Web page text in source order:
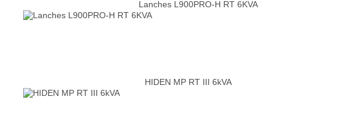
Lanches L900PRO-H RT 6KVA
HIDEN MP RT III 6kVA